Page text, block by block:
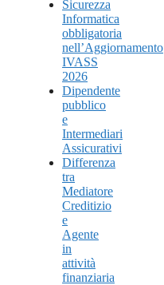
Sicurezza
Informatica
obbligatoria
nell’Aggiornamento
IVASS
2026
Dipendente
pubblico
e
Intermediari
Assicurativi
Differenza
tra
Mediatore
Creditizio
e
Agente
in
attività
finanziaria